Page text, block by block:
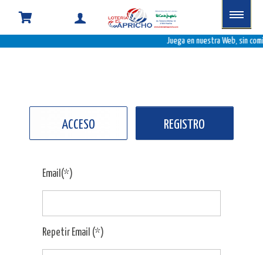
Juega en nuestra Web, sin
ACCESO REGISTRO
Email(*)
Repetir Email (*)